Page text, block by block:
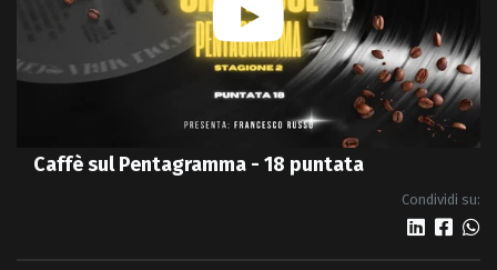
Caffè sul Pentagramma - 18 puntata
Condividi su: